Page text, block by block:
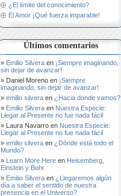
¿El límite del conocimiento?
El Amor ¡Qué fuerza imparable!
Últimos comentarios
Emilio Silvera en ¡Siempre imaginando,
sin dejar de avanzar!
Daniel Moreno en ¡Siempre
imaginando, sin dejar de avanzar!
emilio silvera en ¿Hacia donde vamos?
Emilio Silvera en Nuestra Especie:
Llegar al Presente no fue nada fácil
Laura Navarro en Nuestra Especie:
Llegar al Presente no fue nada fácil
emilio silvera en ¿Dónde está todo el
Mundo?
Learn More Here en Heisemberg,
Einstein y Bohr
Emilio Silvera en ¿Llegaremos algún
día a saber el sentido de nuestra
presencia en el Universo?